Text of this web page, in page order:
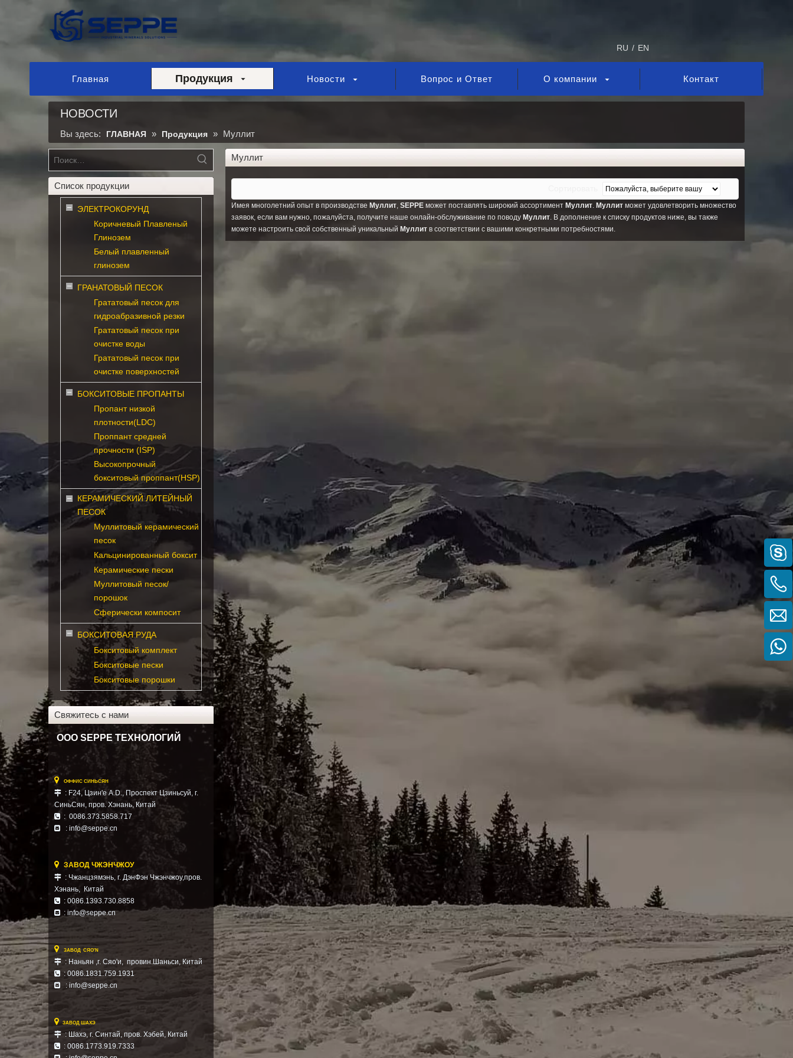
RU / EN
Главная Продукция Новости Вопрос и Ответ О компании Контакт
НОВОСТИ
Вы здесь: ГЛАВНАЯ » Продукция » Муллит
Список продукции
ЭЛЕКТРОКОРУНД
Коричневый Плавленый
Глинозем
Белый плавленный
глинозем
ГРАНАТОВЫЙ ПЕСОК
Грататовый песок для
гидроабразивной резки
Грататовый песок при
очистке воды
Грататовый песок при
очистке поверхностей
БОКСИТОВЫЕ ПРОПАНТЫ
Пропант низкой
плотности(LDC)
Проппант средней
прочности (ISP)
Высокопрочный
бокситовый проппант(HSP)
КЕРАМИЧЕСКИЙ ЛИТЕЙНЫЙ
ПЕСОК
Муллитовый керамический
песок
Кальцинированный боксит
Керамические пески
Муллитовый песок/
порошок
Сферически компосит
БОКСИТОВАЯ РУДА
Бокситовый комплект
Бокситовые пески
Бокситовые порошки
Свяжитесь с нами
ООО SEPPE ТЕХНОЛОГИЙ
 ОФФИС СИНЬСЯН
 : F24, Цзин'е A.D., Проспект Цзиньсуй, г.
СиньСян, пров. Хэнань, Китай
 : 0086.373.5858.717
 : info@seppe.cn
 ЗАВОД ЧЖЭНЧЖОУ
 : Чжанцзямэнь, г. ДэнФэн Чжэнчжоу,пров.
Хэнань, Китай
 : 0086.1393.730.8858
 : info@seppe.cn
 ЗАВОД СЯО'N
 : Наньян ,г. Сяо'и, провин.Шаньси, Китай
 : 0086.1831.759.1931
 : info@seppe.cn
 ЗАВОД ШАХЭ
 : Шахэ, г. Синтай, пров. Хэбей, Китай
 : 0086.1773.919.7333
Муллит
Имея многолетний опыт в производстве Муллит SEPPE может поставлять широкий ассортимент Муллит Муллит может удовлетворить множество
заявок, если вам нужно, пожалуйста, получите наше онлайн-обслуживание по поводу Муллит . В дополнение к списку продуктов ниже, вы также
можете настроить свой собственный уникальный Муллит в соответствии с вашими конкретными потребностями.